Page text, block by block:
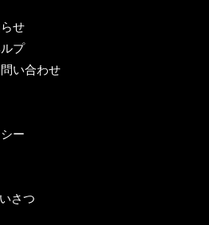
せ
プ
い合わせ
ー
さつ